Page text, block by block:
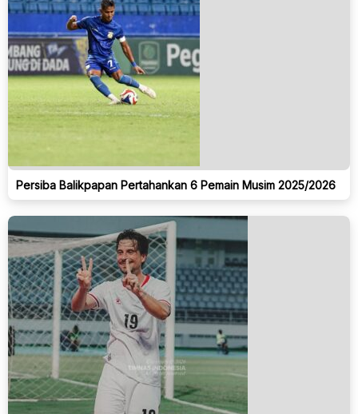
Persiba Balikpapan Pertahankan 6 Pemain Musim 2025/2026